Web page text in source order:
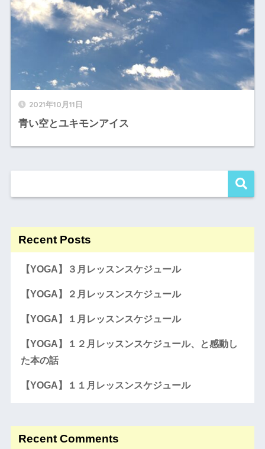
2021年10月11日
青い空とユキモンアイス
Recent Posts
【YOGA】３月レッスンスケジュール
【YOGA】２月レッスンスケジュール
【YOGA】１月レッスンスケジュール
【YOGA】１２月レッスンスケジュール、と感動し
た本の話
【YOGA】１１月レッスンスケジュール
Recent Comments